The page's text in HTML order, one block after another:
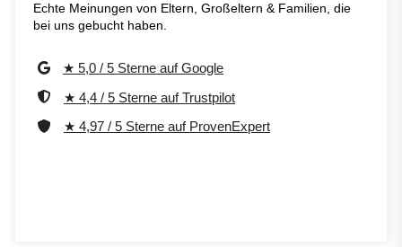
Echte Meinungen von Eltern, Großeltern & Familien, die
bei uns gebucht haben.
★ 5,0 / 5 Sterne auf Google
★ 4,4 / 5 Sterne auf Trustpilot
★ 4,97 / 5 Sterne auf ProvenExpert